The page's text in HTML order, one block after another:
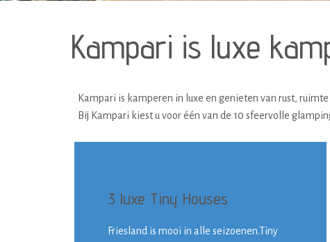
Kampari is luxe
Kampari is kamperen in luxe en genieten van rust, ruimte
Bij Kampari kiest u voor één van de 10 sfeervolle
3 luxe Tiny Houses
Friesland is mooi in alle seizoenen.Tiny